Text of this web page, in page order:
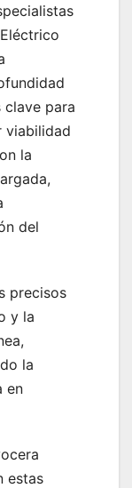
clave para
viabilidad
la
del
precisos
y la
la
en
estas